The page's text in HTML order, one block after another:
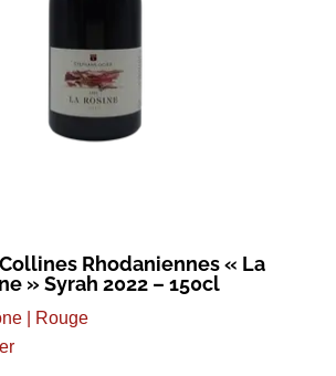
Rhodaniennes « La
» Syrah 2022 – 150cl
| Rouge